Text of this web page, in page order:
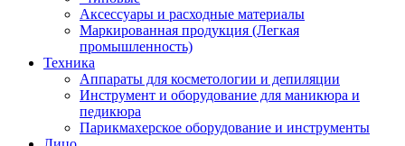
Аксессуары и расходные материалы
Маркированная продукция (Легкая
промышленность)
Техника
Аппараты для косметологии и депиляции
Инструмент и оборудование для маникюра и
педикюра
Парикмахерское оборудование и инструменты